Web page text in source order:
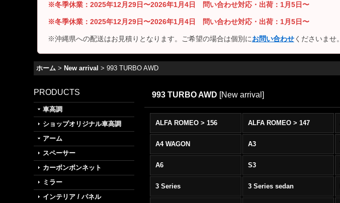
※冬季休業：2025年12月29日〜2026年1月4日 問い合わせ対応・出荷：1月5日〜
※冬季休業：2025年12月29日〜2026年1月4日 問い合わせ対応・出荷：1月5日〜
※沖縄県への配送はお見積りとなります。ご希望の場合は個別にお問い合わせくださいませ。
ホーム > New arrival > 993 TURBO AWD
PRODUCTS
車高調
ショップオリジナル車高調
アーム
スペーサー
カーボンボンネット
ミラー
インテリア / パネル
993 TURBO AWD [New arrival]
ALFA ROMEO > 156 ALFA ROMEO > 147
A4 WAGON A3
A6 S3
3 Series 3 Series sedan